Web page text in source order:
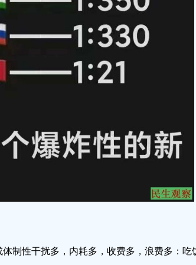
体制性干扰多，内耗多，收费多，浪费多：吃